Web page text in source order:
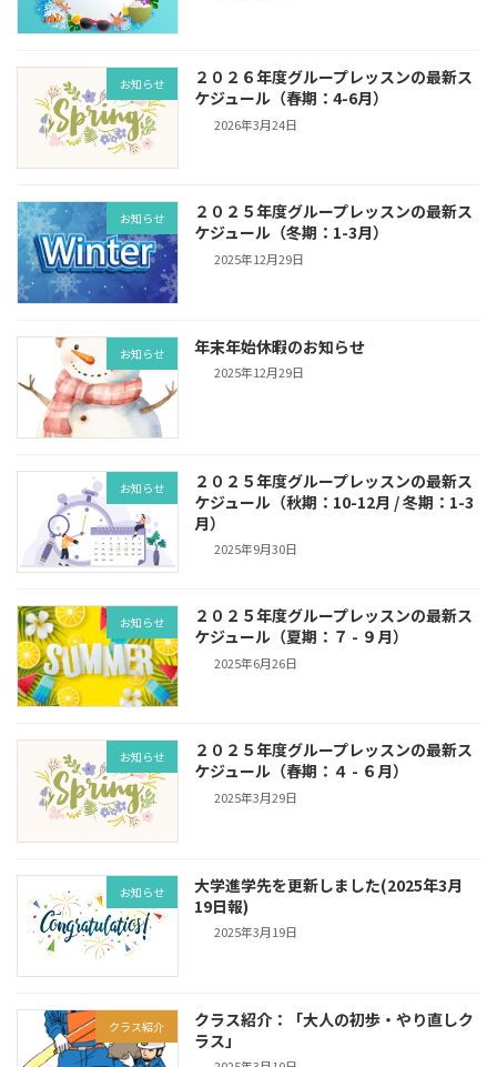
お知らせ
２０２６年度グループレッスンの最新ス
ケジュール（春期：4-6月）
2026年3月24日
お知らせ
２０２５年度グループレッスンの最新ス
ケジュール（冬期：1-3月）
2025年12月29日
お知らせ 年末年始休暇のお知らせ
2025年12月29日
お知らせ
２０２５年度グループレッスンの最新ス
ケジュール（秋期：10-12月 / 冬期：1-3
月）
2025年9月30日
お知らせ
２０２５年度グループレッスンの最新ス
ケジュール（夏期：７ - ９月）
2025年6月26日
お知らせ
２０２５年度グループレッスンの最新ス
ケジュール（春期：４ - ６月）
2025年3月29日
お知らせ
大学進学先を更新しました(2025年3月
19日報)
2025年3月19日
クラス紹介
クラス紹介：「大人の初歩・やり直しク
ラス」